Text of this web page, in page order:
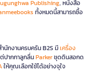
Publishing, หนังสือ
ทั้งหมดนี้สามารถซื้อ
กงานครบครัน B2S มีเครื่อง
ปากกาลูกลื่นParkerชุดดินสอกด
ให้คุณเลือกใช้ได้อย่างจุใจ